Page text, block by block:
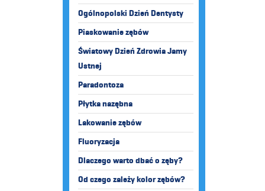
Ogólnopolski Dzień Dentysty
Piaskowanie zębów
Światowy Dzień Zdrowia Jamy
Ustnej
Paradontoza
Płytka nazębna
Lakowanie zębów
Fluoryzacja
Dlaczego warto dbać o zęby?
Od czego zależy kolor zębów?